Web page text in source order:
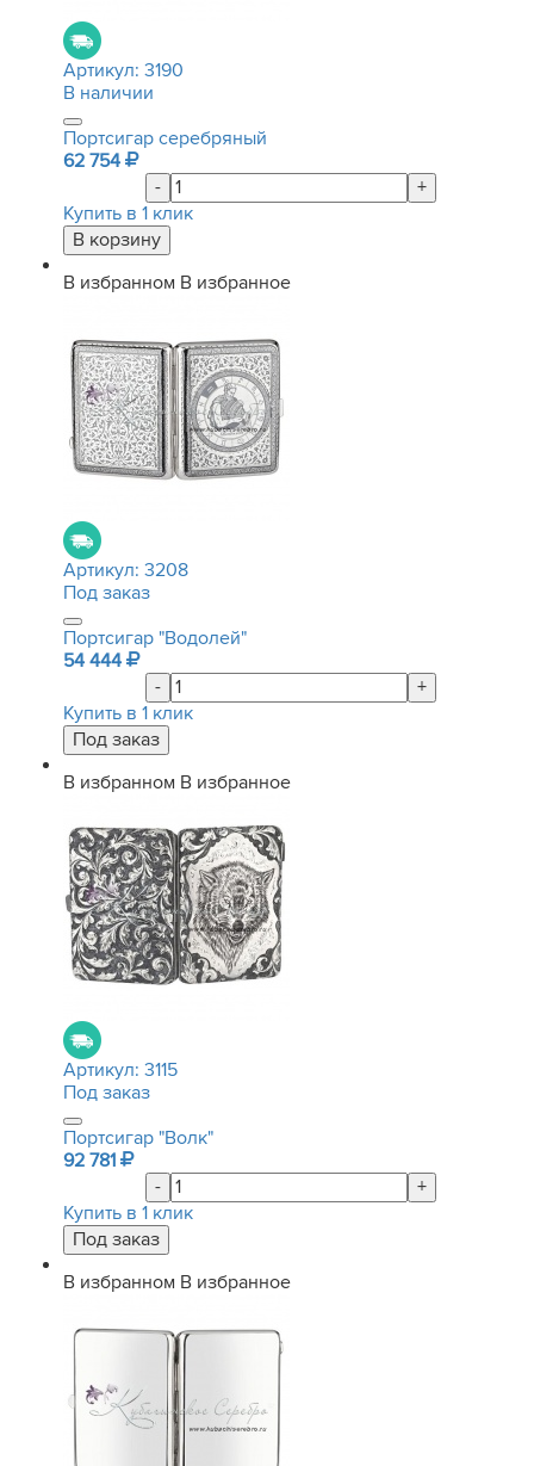
Артикул: 3190
В наличии
Портсигар серебряный
62 754
-
+
Купить в 1 клик
В избранном В избранное
Артикул: 3208
Под заказ
Портсигар "Водолей"
54 444
-
+
Купить в 1 клик
В избранном В избранное
Артикул: 3115
Под заказ
Портсигар "Волк"
92 781
-
+
Купить в 1 клик
В избранном В избранное